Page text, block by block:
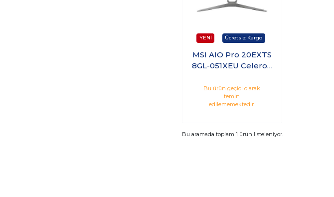
MSI AIO Pro 20EXTS
8GL-051XEU Celeron
SSD 19.5 Touch
Freedos
Bu ürün geçici olarak
temin
edilememektedir.
Bu aramada toplam 1 ürün listeleniyor.